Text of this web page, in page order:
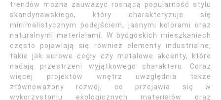
trendów można zauważyć rosnącą popularność stylu
skandynawskiego, który charakteryzuje się
minimalistycznym podejściem, jasnymi kolorami oraz
naturalnymi materiałami. W bydgoskich mieszkaniach
często pojawiają się również elementy industrialne,
takie jak surowe cegły czy metalowe akcenty, które
nadają przestrzeni wyjątkowego charakteru. Coraz
więcej projektów wnętrz uwzględnia także
zrównoważony rozwój, co przejawia się w
wykorzystaniu ekologicznych materiałów oraz